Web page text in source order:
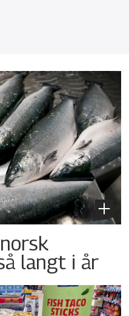
langt i år